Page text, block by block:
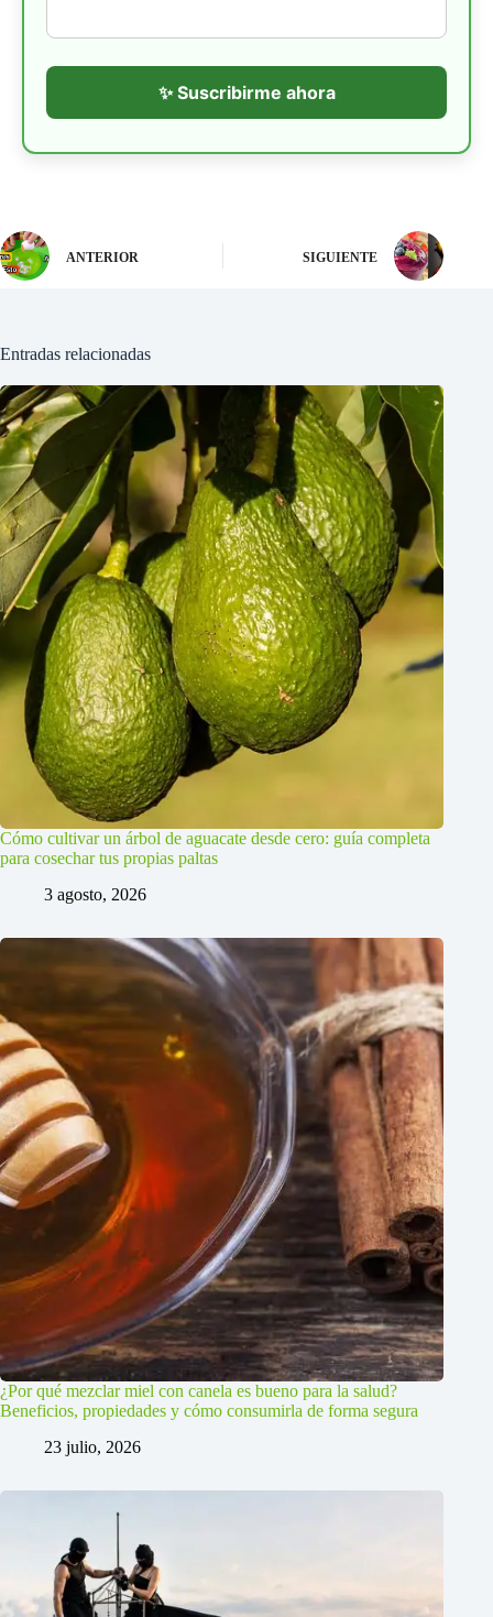
✨ Suscribirme ahora
ANTERIOR SIGUIENTE
Entradas relacionadas
Cómo cultivar un árbol de aguacate desde cero: guía completa
para cosechar tus propias paltas
3 agosto, 2026
¿Por qué mezclar miel con canela es bueno para la salud?
Beneficios, propiedades y cómo consumirla de forma segura
23 julio, 2026